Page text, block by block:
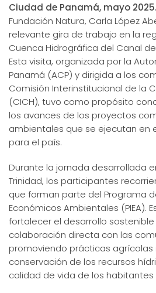
Ciudad de Panamá, mayo
Fundación Natura, Carla López
relevante gira de trabajo en la
Cuenca Hidrográfica del Canal
Esta visita, organizada por la
Panamá (ACP) y dirigida a los
Comisión Interinstitucional de la
(CICH), tuvo como propósito
los avances de los proyectos
ambientales que se ejecutan en
para el país.
Durante la jornada desarrollada
Trinidad, los participantes
que forman parte del Programa
Económicos Ambientales (PIEA).
fortalecer el desarrollo
colaboración directa con las
promoviendo prácticas agrícolas
conservación de los recursos
calidad de vida de los habitantes